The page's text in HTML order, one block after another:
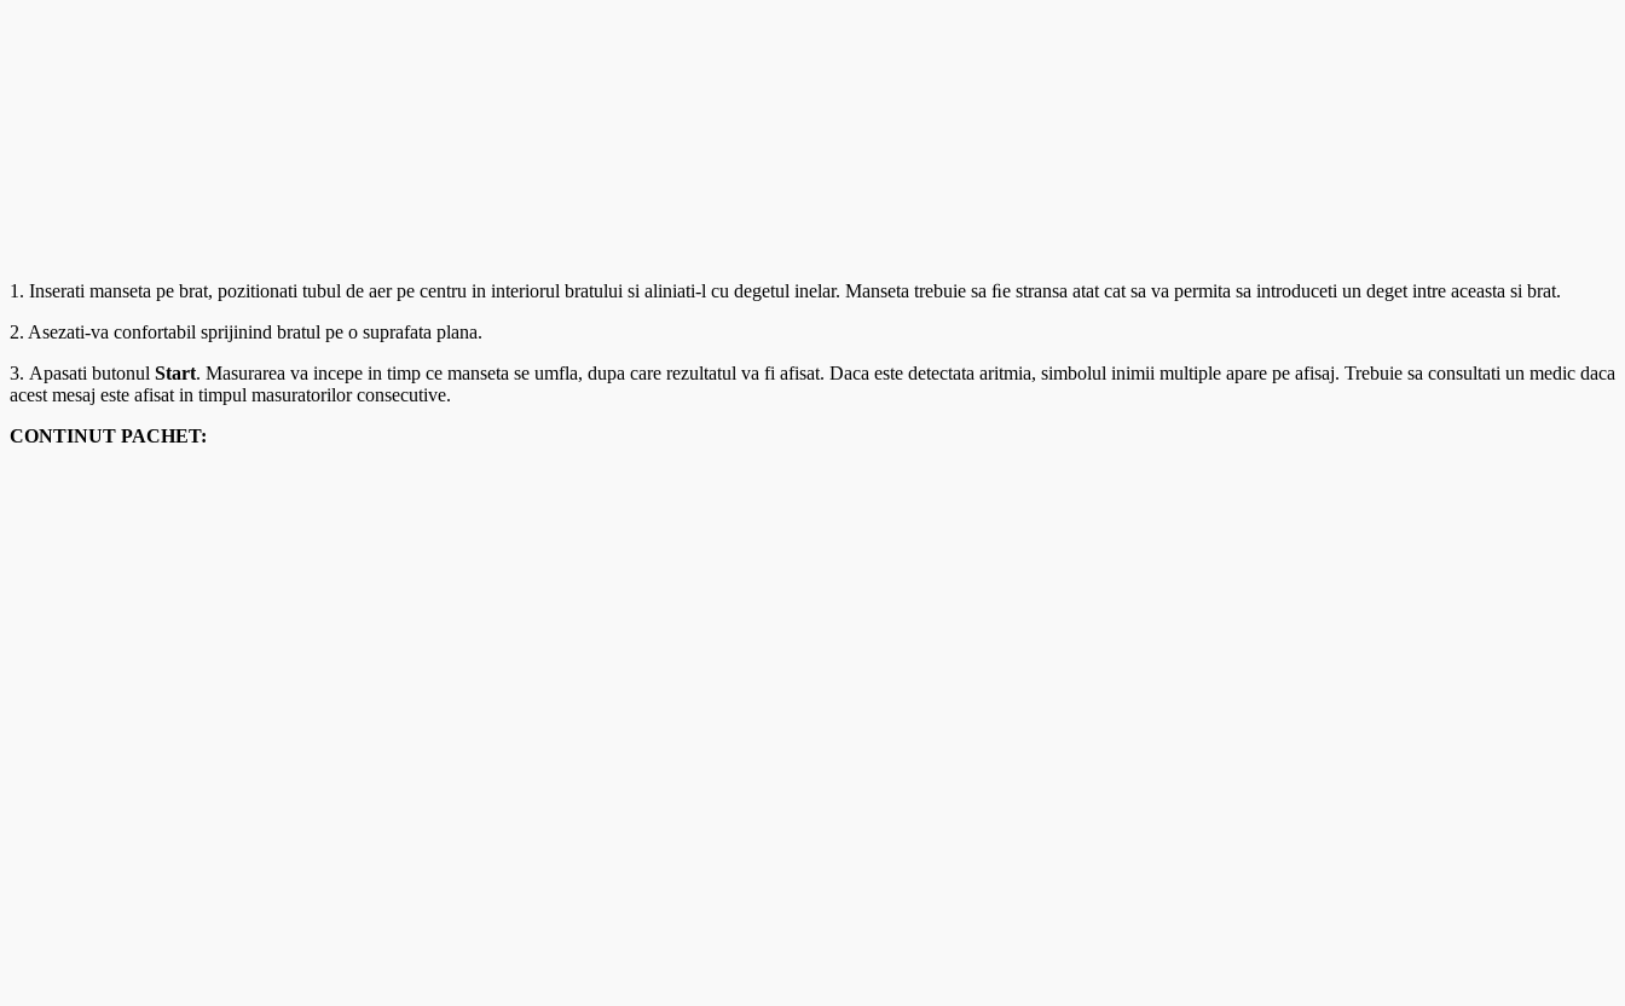
1. Inserati manseta pe brat, pozitionati tubul de aer pe centru in interiorul bratului si aliniati-l cu degetul inelar. Manseta trebuie sa ﬁe stransa atat cat sa va permita sa introduceti un deget intre aceasta si brat.
2. Asezati-va confortabil sprijinind bratul pe o suprafata plana.
3. Apasati butonul Start. Masurarea va incepe in timp ce manseta se umfla, dupa care rezultatul va fi afisat. Daca este detectata aritmia, simbolul inimii multiple apare pe afisaj. Trebuie sa consultati un medic daca
acest mesaj este afisat in timpul masuratorilor consecutive.
CONTINUT PACHET: